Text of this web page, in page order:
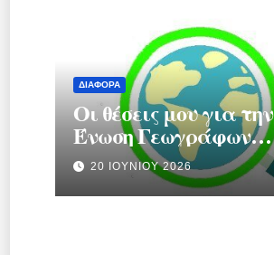
ΔΙΆΦΟΡΑ
Οι θέσεις μου για την
Ένωση Γεωγράφων
Ελλάδας.
20 ΙΟΥΝΊΟΥ 2026